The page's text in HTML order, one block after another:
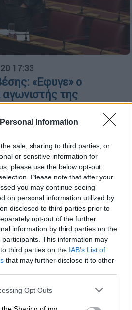
Information
sale, sharing to third parties, or
or sensitive information for
please use the below opt-out
Please note that after your
you may continue seeing
on personal information utilized by
disclosed to third parties prior to
opt-out of the further
information by third parties on the
participants. This information may
third parties on the IAB’s List of
that may further disclose it to other
app uses one or more Google
Opt Outs
17:33
«Εφυγε» ο
της
υπήρξε βουλευτής
Τσίπρας
ειδήσεις τώρα